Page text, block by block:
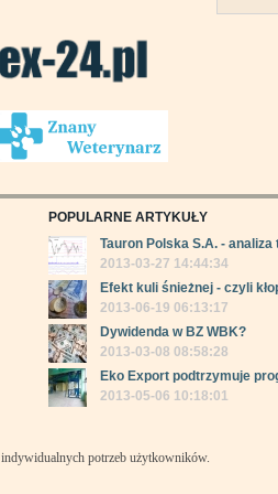
POPULARNE ARTYKUŁY
Tauron Polska S.A. - analiza
2013-03-27 14:44:34
Efekt kuli śnieżnej - czyli
2013-06-19 06:13:17
Dywidenda w BZ WBK?
2013-03-08 08:58:28
Eko Export podtrzymuje
2013-05-06 10:18:01
potrzeb użytkowników.